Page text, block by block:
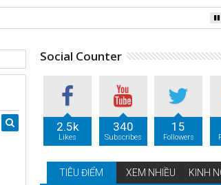
Giáo xứ Lộc Thủy (2026)
Social Counter
2.5k
Likes
340
Subscribes
15
Followers
TIÊU ĐIỂM XEM NHIỀU KINH